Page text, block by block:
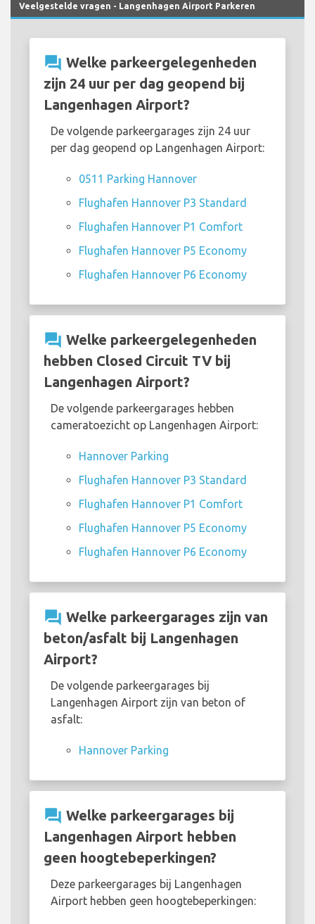
Veelgestelde vragen - Langenhagen Airport Parkeren
question_answer Welke parkeergelegenheden
zijn 24 uur per dag geopend bij
Langenhagen Airport?
De volgende parkeergarages zijn 24 uur
per dag geopend op Langenhagen Airport:
0511 Parking Hannover
Flughafen Hannover P3 Standard
Flughafen Hannover P1 Comfort
Flughafen Hannover P5 Economy
Flughafen Hannover P6 Economy
question_answer Welke parkeergelegenheden
hebben Closed Circuit TV bij
Langenhagen Airport?
De volgende parkeergarages hebben
cameratoezicht op Langenhagen Airport:
Hannover Parking
Flughafen Hannover P3 Standard
Flughafen Hannover P1 Comfort
Flughafen Hannover P5 Economy
Flughafen Hannover P6 Economy
question_answer Welke parkeergarages zijn van
beton/asfalt bij Langenhagen
Airport?
De volgende parkeergarages bij
Langenhagen Airport zijn van beton of
asfalt:
Hannover Parking
question_answer Welke parkeergarages bij
Langenhagen Airport hebben
geen hoogtebeperkingen?
Deze parkeergarages bij Langenhagen
Airport hebben geen hoogtebeperkingen: